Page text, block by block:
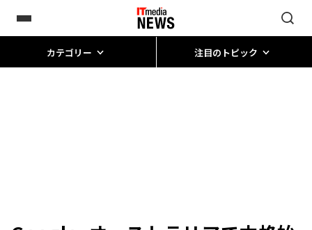
カテゴリー 注目のトピック